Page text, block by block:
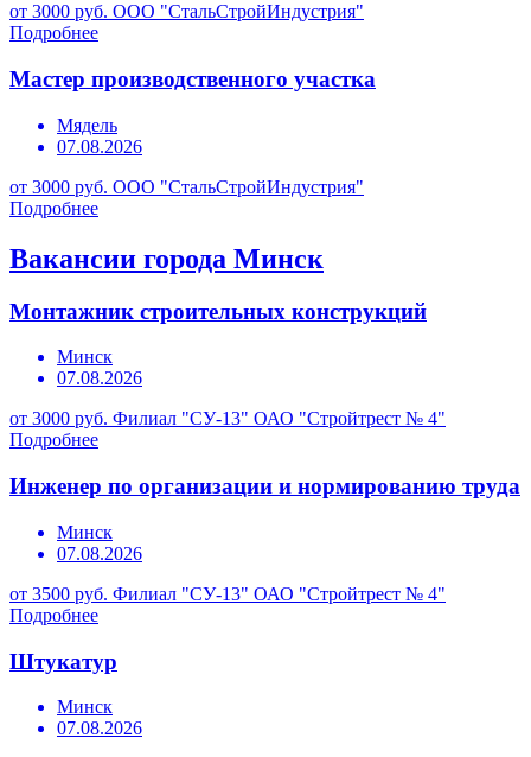
от 3000 руб. ООО "СтальСтройИндустрия"
Подробнее
Мастер производственного участка
Мядель
07.08.2026
от 3000 руб. ООО "СтальСтройИндустрия"
Подробнее
Вакансии города Минск
Монтажник строительных конструкций
Минск
07.08.2026
от 3000 руб. Филиал "СУ-13" ОАО "Стройтрест № 4"
Подробнее
Инженер по организации и нормированию труда
Минск
07.08.2026
от 3500 руб. Филиал "СУ-13" ОАО "Стройтрест № 4"
Подробнее
Штукатур
Минск
07.08.2026